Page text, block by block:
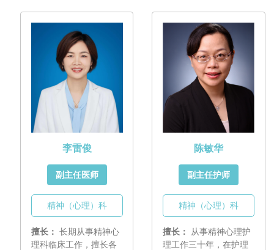
和治疗经验，尤其擅长
青少年情绪障碍、老年
认知与情绪障碍的早期
干预和整合治疗。
天河院区：周一
下午、周二上午（老年
记忆与情绪障碍专家门
诊）
肇庆院区：周三上午、
周四上午（老年记忆与
情绪障碍专家门诊）、
富的诊疗经验，尤其擅
长青少年情绪障碍、青
少年精神分裂症的早期
干预和个体化治疗。
李雷俊
副主任医师
精神（心理）科
擅长： 长期从事精神心
理科临床工作，擅长各
陈敏华
副主任护师
精神（心理）科
擅长：
从事精神心理护
理工作三十年，在护理